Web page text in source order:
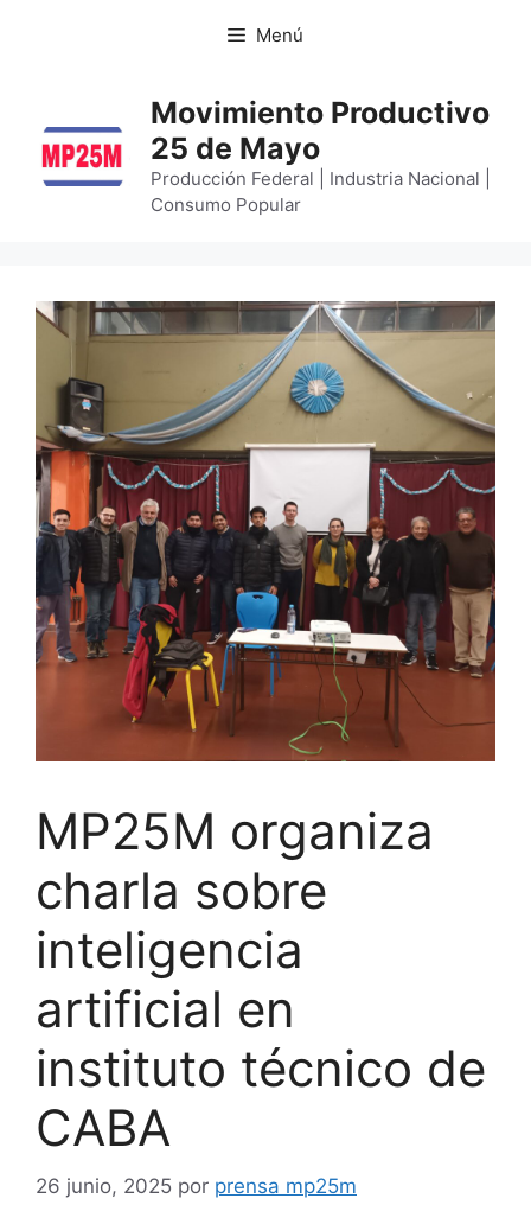
Menú
Movimiento Productivo
25 de Mayo
Producción Federal | Industria Nacional |
Consumo Popular
MP25M organiza
charla sobre
inteligencia
artificial en
instituto técnico de
CABA
26 junio, 2025 por prensa mp25m